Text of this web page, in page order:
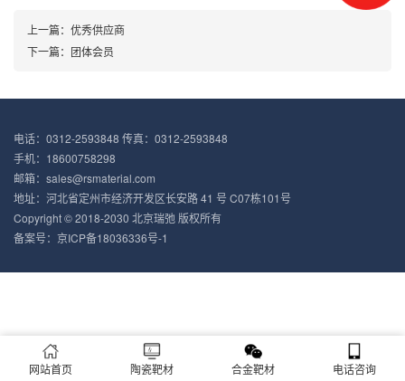
上一篇：优秀供应商
下一篇：团体会员
电话：0312-2593848 传真：0312-2593848
手机：18600758298
邮箱：sales@rsmaterial.com
地址：河北省定州市经济开发区长安路 41 号 C07栋101号
Copyright © 2018-2030 北京瑞弛 版权所有
备案号： 京ICP备18036336号-1
网站首页 陶瓷靶材 合金靶材 电话咨询